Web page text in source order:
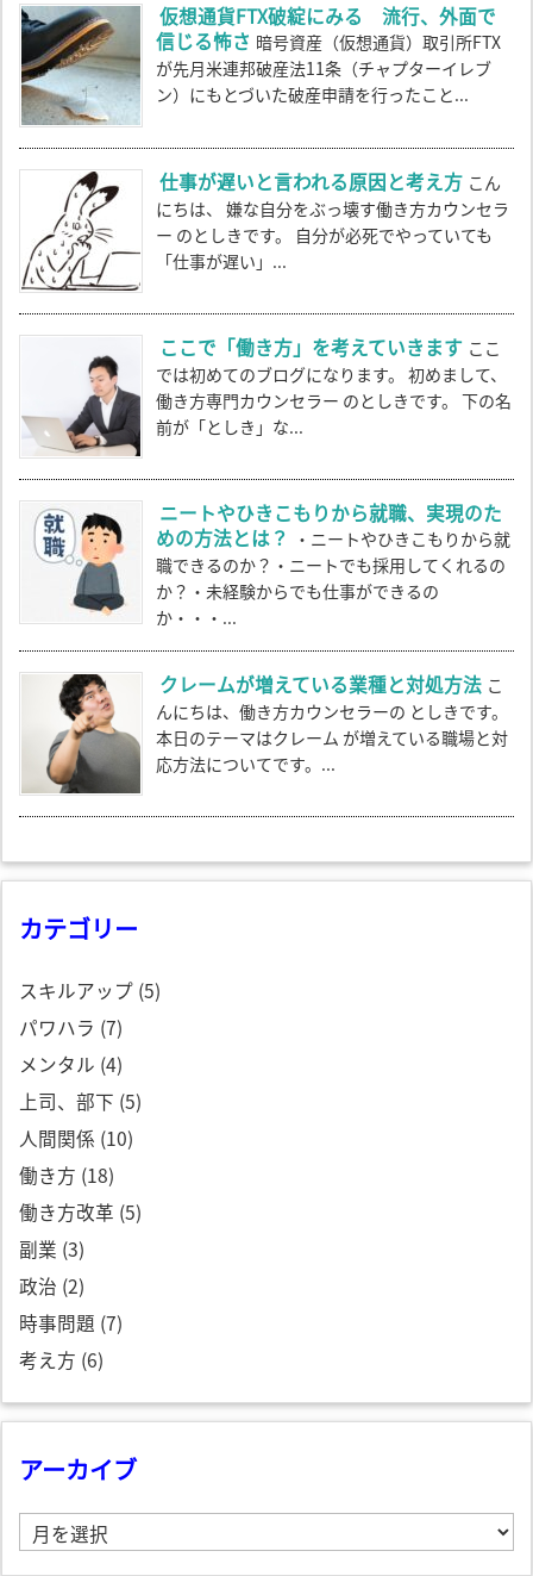
仮想通貨FTX破綻にみる 流行、外面で
信じる怖さ 暗号資産（仮想通貨）取引所FTX
が先月米連邦破産法11条（チャプターイレブ
ン）にもとづいた破産申請を行ったこと...
仕事が遅いと言われる原因と考え方 こん
にちは、 嫌な自分をぶっ壊す働き方カウンセラ
ー のとしきです。 自分が必死でやっていても
「仕事が遅い」...
ここで「働き方」を考えていきます ここ
では初めてのブログになります。 初めまして、
働き方専門カウンセラー のとしきです。 下の名
前が「としき」な...
ニートやひきこもりから就職、実現のた
めの方法とは？ ・ニートやひきこもりから就
職できるのか？・ニートでも採用してくれるの
か？・未経験からでも仕事ができるの
か・・・...
クレームが増えている業種と対処方法 こ
んにちは、働き方カウンセラーの としきです。
本日のテーマはクレーム が増えている職場と対
応方法についてです。...
カテゴリー
スキルアップ (5)
パワハラ (7)
メンタル (4)
上司、部下 (5)
人間関係 (10)
働き方 (18)
働き方改革 (5)
副業 (3)
政治 (2)
時事問題 (7)
考え方 (6)
アーカイブ
ア
ー